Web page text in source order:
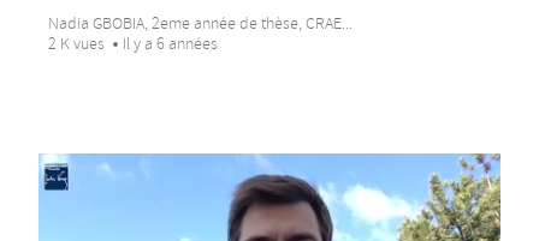
Nadia GBOBIA, 2eme année de thèse, CRAE...
2 K vues
Il y a 6 années